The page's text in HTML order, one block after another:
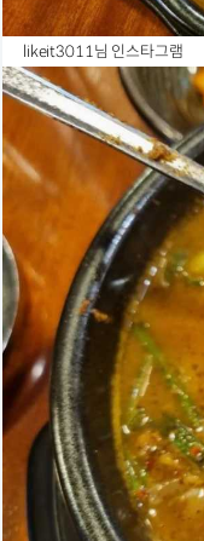
likeit3011님 인스타그램